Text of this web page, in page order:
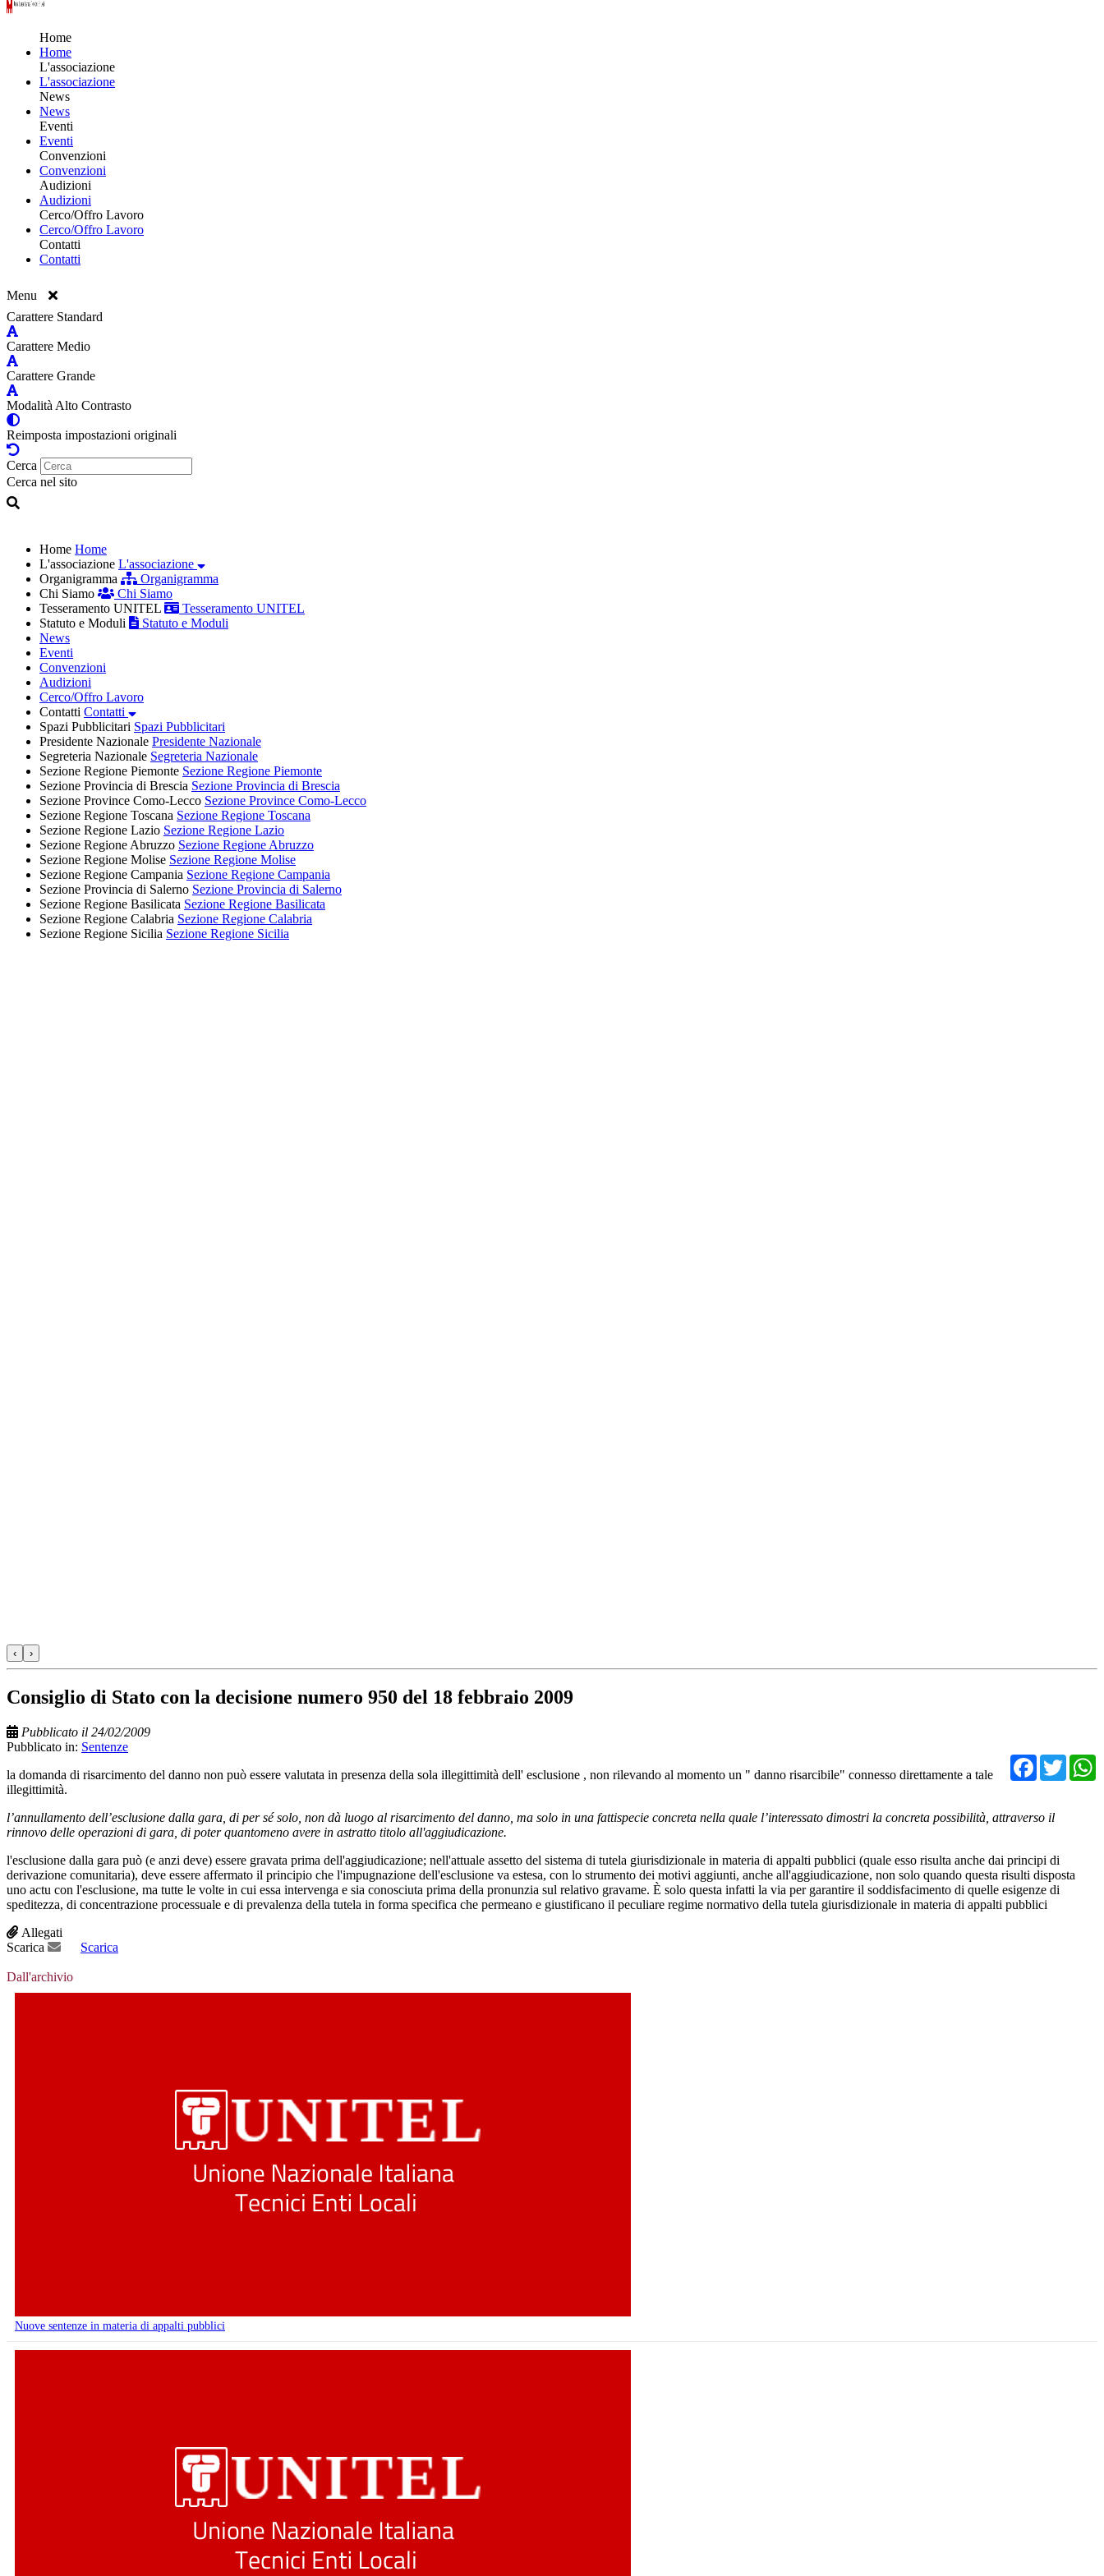
Home
Home
L'associazione
L'associazione
News
News
Eventi
Eventi
Convenzioni
Convenzioni
Audizioni
Audizioni
Cerco/Offro Lavoro
Cerco/Offro Lavoro
Contatti
Contatti
Menu
Carattere Standard
Carattere Medio
Carattere Grande
Modalità Alto Contrasto
Reimposta impostazioni originali
Cerca
Cerca nel sito
Home Home
L'associazione L'associazione
Organigramma
Organigramma
Chi Siamo
Chi Siamo
Tesseramento UNITEL
Tesseramento UNITEL
Statuto e Moduli
Statuto e Moduli
News
Eventi
Convenzioni
Audizioni
Cerco/Offro Lavoro
Contatti Contatti
Spazi Pubblicitari Spazi Pubblicitari
Presidente Nazionale Presidente Nazionale
Segreteria Nazionale Segreteria Nazionale
Sezione Regione Piemonte Sezione Regione Piemonte
Sezione Provincia di Brescia Sezione Provincia di Brescia
Sezione Province Como-Lecco Sezione Province Como-Lecco
Sezione Regione Toscana Sezione Regione Toscana
Sezione Regione Lazio Sezione Regione Lazio
Sezione Regione Abruzzo Sezione Regione Abruzzo
Sezione Regione Molise Sezione Regione Molise
Sezione Regione Campania Sezione Regione Campania
Sezione Provincia di Salerno Sezione Provincia di Salerno
Sezione Regione Basilicata Sezione Regione Basilicata
Sezione Regione Calabria Sezione Regione Calabria
Sezione Regione Sicilia Sezione Regione Sicilia
‹ ›
Consiglio di Stato con la decisione numero 950 del 18 febbraio 2009
Pubblicato il 24/02/2009
Pubblicato in: Sentenze
la domanda di risarcimento del danno non può essere valutata in presenza della sola illegittimità dell' esclusione , non rilevando al momento un " danno risarcibile" connesso direttamente a tale
illegittimità.
l’annullamento dell’esclusione dalla gara, di per sé solo, non dà luogo al risarcimento del danno, ma solo in una fattispecie concreta nella quale l’interessato dimostri la concreta possibilità, attraverso il
rinnovo delle operazioni di gara, di poter quantomeno avere in astratto titolo all'aggiudicazione.
l'esclusione dalla gara può (e anzi deve) essere gravata prima dell'aggiudicazione; nell'attuale assetto del sistema di tutela giurisdizionale in materia di appalti pubblici (quale esso risulta anche dai principi di
derivazione comunitaria), deve essere affermato il principio che l'impugnazione dell'esclusione va estesa, con lo strumento dei motivi aggiunti, anche all'aggiudicazione, non solo quando questa risulti disposta
uno actu con l'esclusione, ma tutte le volte in cui essa intervenga e sia conosciuta prima della pronunzia sul relativo gravame. È solo questa infatti la via per garantire il soddisfacimento di quelle esigenze di
speditezza, di concentrazione processuale e di prevalenza della tutela in forma specifica che permeano e giustificano il peculiare regime normativo della tutela giurisdizionale in materia di appalti pubblici
Allegati
Scarica
Scarica
Dall'archivio
Nuove sentenze in materia di appalti pubblici